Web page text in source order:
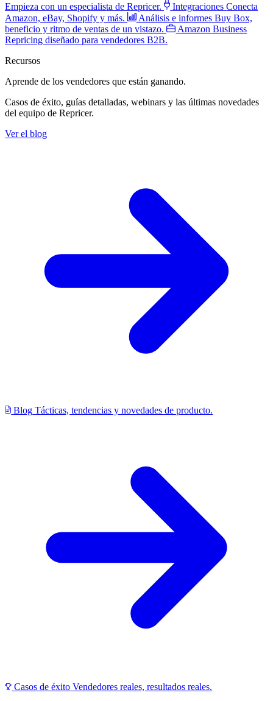
Empieza con un especialista de Repricer.
Integraciones Conecta
Amazon, eBay, Shopify y más.
Análisis e informes Buy Box,
beneficio y ritmo de ventas de un vistazo.
Amazon Business
Repricing diseñado para vendedores B2B.
Recursos
Aprende de los vendedores que están ganando.
Casos de éxito, guías detalladas, webinars y las últimas novedades
del equipo de Repricer.
Ver el blog
Blog Tácticas, tendencias y novedades de producto.
Casos de éxito Vendedores reales, resultados reales.